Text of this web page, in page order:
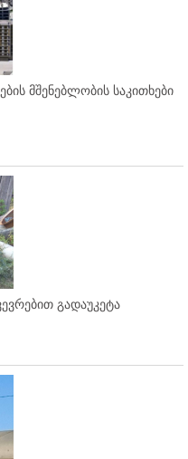
მშენებლობის საკითხები
გადაუკეტა